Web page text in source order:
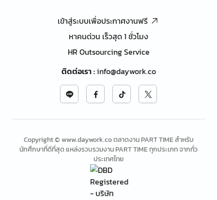
เข้าสู่ระบบเพื่อประกาศงานฟรี
หาคนด่วน เร็วสุด 1 ชั่วโมง
HR Outsourcing Service
ติดต่อเรา:info@daywork.co
Copyright © www.daywork.co ตลาดงาน PART TIME สำหรับ
นักศึกษาที่ดีที่สุด แหล่งรวบรวมงาน PART TIME ทุกประเภท จากทั่ว
ประเทศไทย